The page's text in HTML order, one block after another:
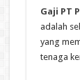
Gaji PT
adalah
yang
tenaga